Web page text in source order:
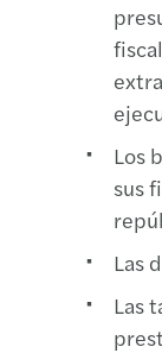
Los
sus
Las
Las